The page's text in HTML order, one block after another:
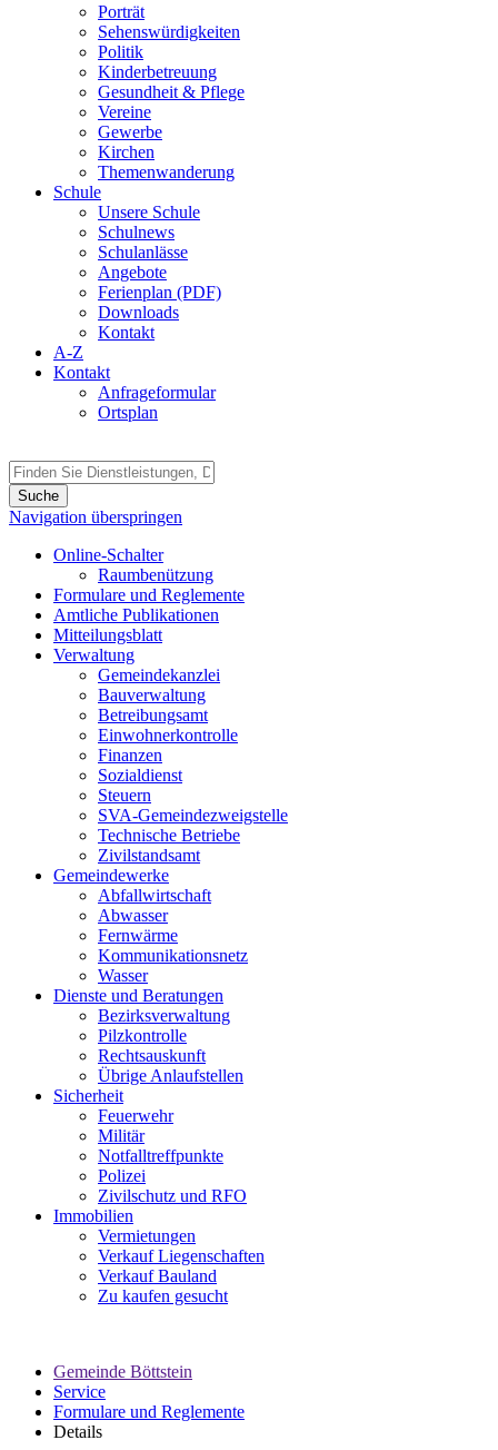
Porträt
Sehenswürdigkeiten
Politik
Kinderbetreuung
Gesundheit & Pflege
Vereine
Gewerbe
Kirchen
Themenwanderung
Schule
Unsere Schule
Schulnews
Schulanlässe
Angebote
Ferienplan (PDF)
Downloads
Kontakt
A-Z
Kontakt
Anfrageformular
Ortsplan
Suche
Navigation überspringen
Online-Schalter
Raumbenützung
Formulare und Reglemente
Amtliche Publikationen
Mitteilungsblatt
Verwaltung
Gemeindekanzlei
Bauverwaltung
Betreibungsamt
Einwohnerkontrolle
Finanzen
Sozialdienst
Steuern
SVA-Gemeindezweigstelle
Technische Betriebe
Zivilstandsamt
Gemeindewerke
Abfallwirtschaft
Abwasser
Fernwärme
Kommunikationsnetz
Wasser
Dienste und Beratungen
Bezirksverwaltung
Pilzkontrolle
Rechtsauskunft
Übrige Anlaufstellen
Sicherheit
Feuerwehr
Militär
Notfalltreffpunkte
Polizei
Zivilschutz und RFO
Immobilien
Vermietungen
Verkauf Liegenschaften
Verkauf Bauland
Zu kaufen gesucht
Gemeinde Böttstein
Service
Formulare und Reglemente
Details